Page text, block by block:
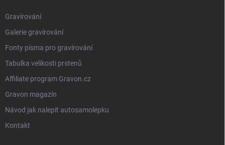
Gravírování
Galerie gravírování
Fonty písma pro gravírování
Tabulka velikosti prstenů
Affiliate program Gravon.cz
Gravon magazín
Návod jak nalepit autosamolepku
Kontakt